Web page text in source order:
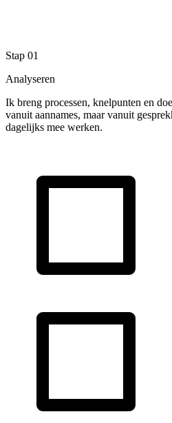
Stap 01
Analyseren
Ik breng processen, knelpunten en
vanuit aannames, maar vanuit
dagelijks mee werken.